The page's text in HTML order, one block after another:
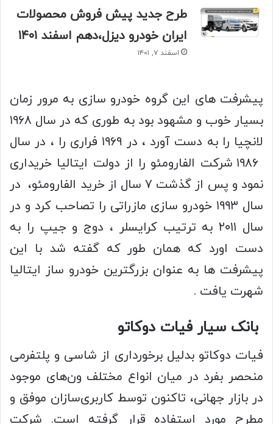
طرح جدید پیش فروش محصولات
ایران خودرو دیزل،دهم اسفند ۱۴۰۱
اسفند ۷, ۱۴۰۱
پیشرفت های این گروه خودرو سازی به مرور زمان
بسیار خوب و مشهود بود به طوری که در سال ۱۹۶۸
لانچیا را به دست آورد ، در ۱۹۶۹ فراری را ، در سال
۱۹۸۶ شرکت الفارومئو را از دولت ایتالیا خریداری
نمود و پس از گذشت ۷ سال از خرید الفارومئو، در
سال ۱۹۹۳ خودرو سازی مازراتی را تصاحب کرد و در
سال ۲۰۱۱ به ترتیب کرایسلر ، دوج و جیپ را به
دست اورد که همان طور که گفته شد با این
پیشرفت ها به عنوان بزرگترین خودرو ساز ایتالیا
شهرت یافت .
بانک سیار فیات دوکاتو
فیات دوکاتو بدلیل برخورداری از شاسی و پلتفرمی
منحصر بفرد در میان انواع مختلف ون‌های موجود
در بازار جهانی، تاکنون توسط کاربری‌سازان موفق و
مطرح مورد استفاده قرار گرفته است. شرکت